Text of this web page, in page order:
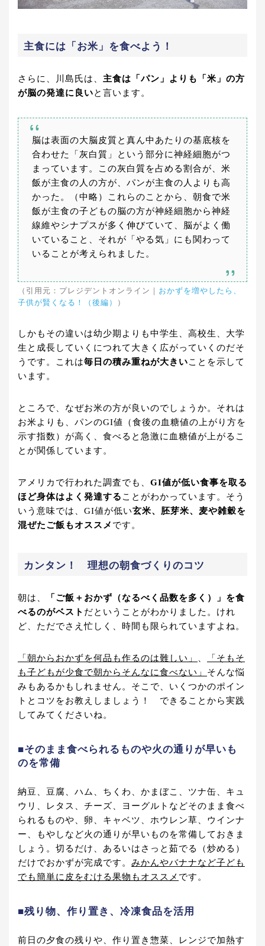
主食には「お米」を食べよう！
さらに、川島氏は、 主食は「パン」よりも「米」の方
が脳の発達に良いと言います。
脳は表面の大脳皮質と真ん中あたりの基底核を
合わせた「灰白質」という部分に神経細胞がつ
まっています。この灰白質を占める割合が、米
飯が主食の人の方が、パンが主食の人よりも高
かった。（中略）これらのことから、朝食で米
飯が主食の子どもの脳の方が神経細胞から神経
線維やシナプスが多く伸びていて、脳がよく働
いていること、それが「やる気」にも関わって
いることが考えられました。
（引用元：プレジデントオンライン｜ おかずを増やしたら、
子供が賢くなる！（後編）
）
しかもその違いは幼少期よりも中学生、高校生、大学
生と成長していくにつれて大きく広がっていくのだそ
うです。これは毎日の積み重ねが大きいことを示して
います。
ところで、なぜお米の方が良いのでしょうか。それは
お米よりも、パンのGI値（食後の血糖値の上がり方を
示す指数）が高く、食べると急激に血糖値が上がるこ
とが関係しています。
アメリカで行われた調査でも、 GI値が低い食事を取る
ほど身体はよく発達する ことがわかっています。そう
いう意味では、GI値が低い玄米、胚芽米、麦や雑穀を
混ぜたご飯もオススメ です。
カンタン！ 理想の朝食づくりのコツ
朝は、
「ご飯＋おかず（なるべく品数を多く）」を食
べるのがベスト だということがわかりました。けれ
ど、ただでさえ忙しく、時間も限られていますよね。
「朝からおかずを何品も作るのは難しい」 、
「そもそ
も子どもが少食で朝からそんなに食べない」 そんな悩
みもあるかもしれません。そこで、いくつかのポイン
トとコツをお教えしましょう！ できることから実践
してみてくださいね。
■そのまま食べられるものや火の通りが早いも
のを常備
納豆、豆腐、ハム、ちくわ、かまぼこ、ツナ缶、キュ
ウリ、レタス、チーズ、ヨーグルトなどそのまま食べ
られるものや、卵、キャベツ、ホウレン草、ウインナ
ー、もやしなど火の通りが早いものを常備しておきま
しょう。切るだけ、あるいはさっと茹でる（炒める）
だけでおかずが完成です。 みかんやバナナなど子ども
でも簡単に皮をむける果物もオススメ です。
■残り物、作り置き、冷凍食品を活用
前日の夕食の残りや、作り置き惣菜、レンジで加熱す